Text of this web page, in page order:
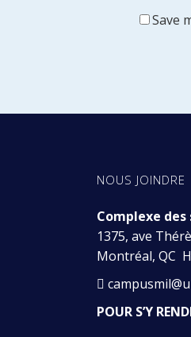
Save
NOUS JOINDRE
Complexe des
1375, ave
Montréal, QC
POUR S’Y